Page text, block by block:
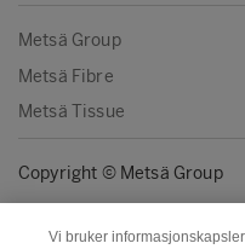
Metsä Group
Metsä Fibre
Metsä Tissue
Copyright © Metsä Group
Vi bruker